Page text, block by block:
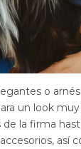
o
un look
de la firma
así